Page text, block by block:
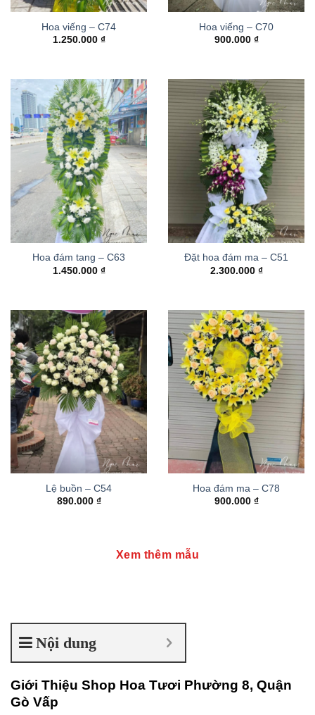
Hoa viếng – C74
1.250.000 ₫
Hoa viếng – C70
900.000 ₫
Hoa đám tang – C63
1.450.000 ₫
Đặt hoa đám ma – C51
2.300.000 ₫
Lệ buồn – C54
890.000 ₫
Hoa đám ma – C78
900.000 ₫
Xem thêm mẫu
Nội dung
Giới Thiệu Shop Hoa Tươi Phường 8, Quận
Gò Vấp